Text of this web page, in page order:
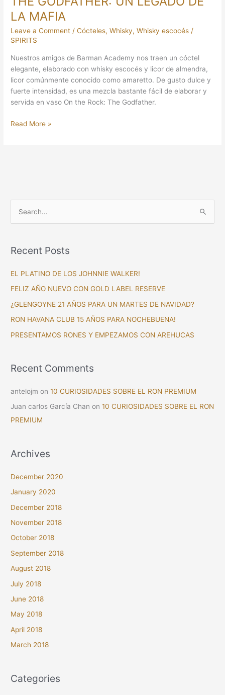
LA MAFIA
Leave a Comment /Cócteles,Whisky,Whisky escocés /
SPIRITS
Nuestros amigos de Barman Academy nos traen un cóctel
elegante, elaborado con whisky escocés y licor de almendra,
licor comúnmente conocido como amaretto. De gusto dulce y
fuerte intensidad, es una mezcla bastante fácil de elaborar y
servida en vaso On the Rock: The Godfather.
Read More »
r
o
r
:
Recent Posts
EL PLATINO DE LOS JOHNNIE WALKER!
FELIZ AÑO NUEVO CON GOLD LABEL RESERVE
¿GLENGOYNE 21 AÑOS PARA UN MARTES DE NAVIDAD?
RON HAVANA CLUB 15 AÑOS PARA NOCHEBUENA!
PRESENTAMOS RONES Y EMPEZAMOS CON AREHUCAS
Recent Comments
antelojm on10 CURIOSIDADES SOBRE EL RON PREMIUM
Juan carlos García Chan on10 CURIOSIDADES SOBRE EL RON
PREMIUM
Archives
December 2020
January 2020
December 2018
November 2018
October 2018
September 2018
August 2018
July 2018
June 2018
May 2018
April 2018
March 2018
Categories